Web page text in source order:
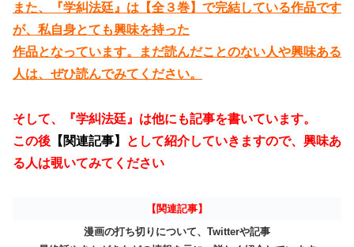
また、『学糾法廷』は【全３巻】で完結している作品です
が、私自身とても興味を持った
作品となっています。まだ読んだことのない人や興味ある
人は、ぜひ読んでみてください。
そして、『学糾法廷』は他にも記事を書いています。
この後 【関連記事】
として紹介していきますので、興味あ
る人は覗いてみてください
【関連記事】
漫画の打ち切りについて、Twitterや記事